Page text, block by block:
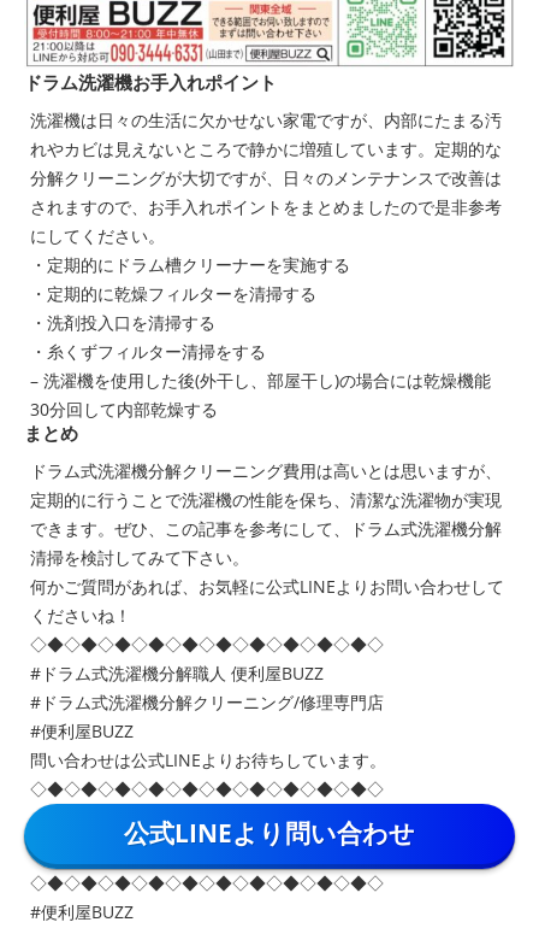
ドラム洗濯機お手入れポイント
洗濯機は日々の生活に欠かせない家電ですが、内部にたまる汚
れやカビは見えないところで静かに増殖しています。定期的な
分解クリーニングが大切ですが、日々のメンテナンスで改善は
されますので、お手入れポイントをまとめましたので是非参考
にしてください。
・定期的にドラム槽クリーナーを実施する
・定期的に乾燥フィルターを清掃する
・洗剤投入口を清掃する
・糸くずフィルター清掃をする
– 洗濯機を使用した後(外干し、部屋干し)の場合には乾燥機能
30分回して内部乾燥する
まとめ
ドラム式洗濯機分解クリーニング費用は高いとは思いますが、
定期的に行うことで洗濯機の性能を保ち、清潔な洗濯物が実現
できます。ぜひ、この記事を参考にして、ドラム式洗濯機分解
清掃を検討してみて下さい。
何かご質問があれば、お気軽に公式LINEよりお問い合わせして
くださいね！
◇◆◇◆◇◆◇◆◇◆◇◆◇◆◇◆◇◆◇◆◇
#ドラム式洗濯機分解職人 便利屋BUZZ
#ドラム式洗濯機分解クリーニング/修理専門店
#便利屋BUZZ
問い合わせは公式LINEよりお待ちしています。
◇◆◇◆◇◆◇◆◇◆◇◆◇◆◇◆◇◆◇◆◇
公式LINEより問い合わせ
◇◆◇◆◇◆◇◆◇◆◇◆◇◆◇◆◇◆◇◆◇
#便利屋BUZZ